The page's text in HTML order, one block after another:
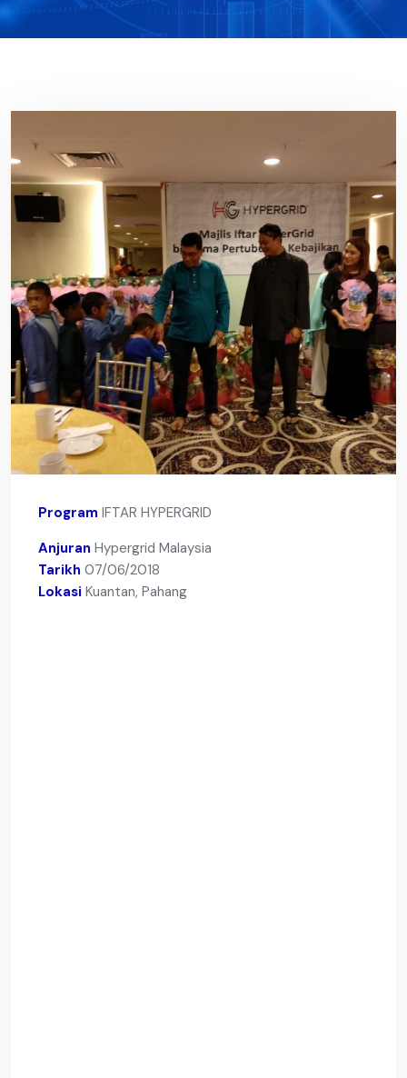
Program IFTAR HYPERGRID
Anjuran Hypergrid Malaysia
Tarikh 07/06/2018
Lokasi Kuantan, Pahang